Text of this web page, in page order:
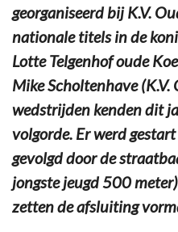
georganiseerd bij K.V.
nationale titels in de
Lotte Telgenhof oude
Mike Scholtenhave (K.V.
wedstrijden kenden dit
volgorde. Er werd
gevolgd door de
jongste jeugd 500
zetten de afsluiting